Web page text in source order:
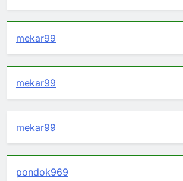
mekar99
mekar99
mekar99
pondok969